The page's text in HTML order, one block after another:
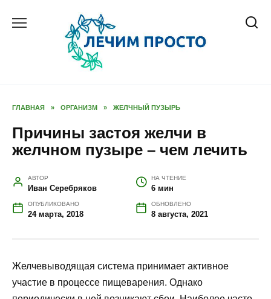
ГЛАВНАЯ » ОРГАНИЗМ » ЖЕЛЧНЫЙ ПУЗЫРЬ
Причины застоя желчи в
желчном пузыре – чем лечить
АВТОР
Иван Серебряков
НА ЧТЕНИЕ
6 мин
ОПУБЛИКОВАНО
24 марта, 2018
ОБНОВЛЕНО
8 августа, 2021
Желчевыводящая система принимает активное
участие в процессе пищеварения. Однако